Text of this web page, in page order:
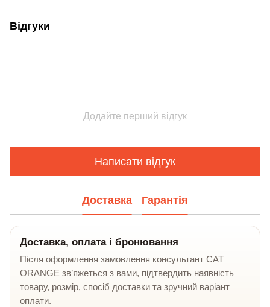
Відгуки
Додайте перший відгук
Написати відгук
Доставка Гарантія
Доставка, оплата і бронювання
Після оформлення замовлення консультант CAT
ORANGE зв’яжеться з вами, підтвердить наявність
товару, розмір, спосіб доставки та зручний варіант
оплати.